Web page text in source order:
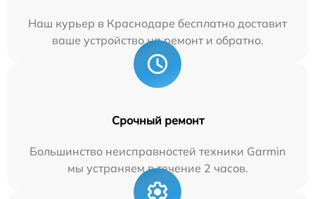
Наш курьер в Краснодаре бесплатно доставит
ваше устройство на ремонт и обратно.
Срочный ремонт
Большинство неисправностей техники Garmin
мы устраняем в течение 2 часов.